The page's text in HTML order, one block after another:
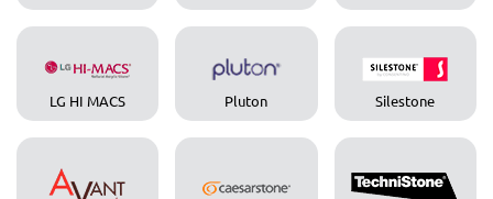
LG HI MACS Pluton Silestone